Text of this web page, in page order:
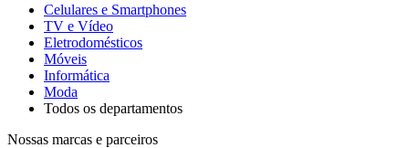
Celulares e Smartphones
TV e Vídeo
Eletrodomésticos
Móveis
Informática
Moda
Todos os departamentos
Nossas marcas e parceiros